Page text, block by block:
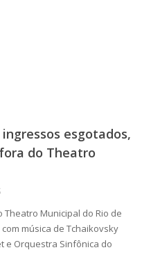
ingressos esgotados,
do Theatro
Theatro Municipal do Rio de
música de Tchaikovsky
e Orquestra Sinfônica do